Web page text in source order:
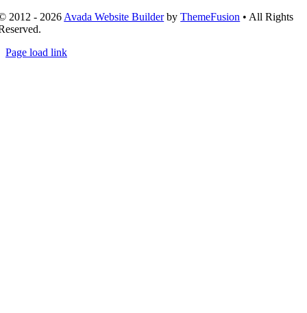
2012 - 2026 Avada Website BuilderbyThemeFusion • All Rights
Page load link